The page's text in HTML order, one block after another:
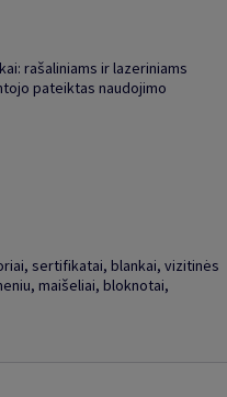
rašaliniams ir lazeriniams
pateiktas naudojimo
sertifikatai, blankai, vizitinės
maišeliai, bloknotai,